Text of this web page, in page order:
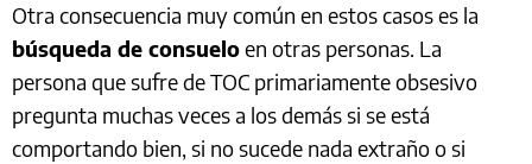
Otra consecuencia muy común en estos casos es la
búsqueda de consueloen otras personas. La
persona que sufre de TOC primariamente obsesivo
pregunta muchas veces a los demás si se está
comportando bien, si no sucede nada extraño o si